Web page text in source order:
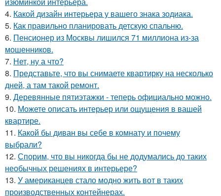
4. Какой дизайн интерьера у вашего знака зодиака.
5. Как правильно планировать детскую спальню.
6. Пенсионер из Москвы лишился 71 миллиона из-за
мошенников.
7. Нет, ну а что?
8. Представьте, что вы снимаете квартирку на несколько
дней, а там такой ремонт.
9. Деревянные пятиэтажки - теперь официально можно.
10. Можете описать интерьер или ощущения в вашей
квартире.
11. Какой бы диван вы себе в комнату и почему
выбрали?
12. Спорим, что вы никогда бы не додумались до таких
необычных решениях в интерьере?
13. У американцев стало модно жить вот в таких
производственных контейнерах.